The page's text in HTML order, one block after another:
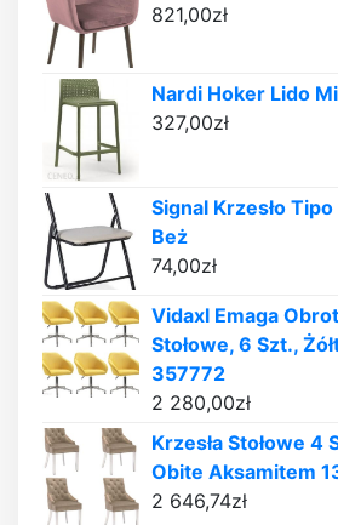
821,00zł
Nardi Hoker Lido
327,00zł
Signal Krzesło
Beż
74,00zł
Vidaxl Emaga
Stołowe, 6 Szt.,
357772
2 280,00zł
Krzesła Stołowe 4
Obite Aksamitem
2 646,74zł